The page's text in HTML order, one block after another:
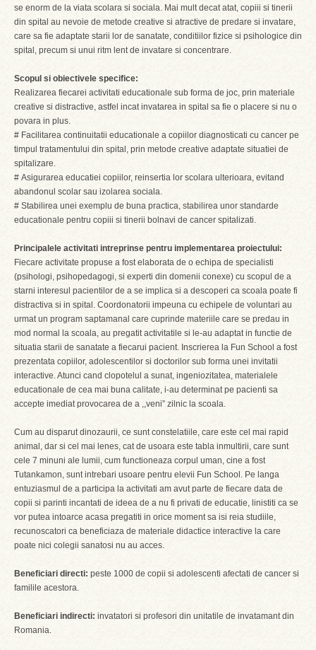
se enorm de la viata scolara si sociala. Mai mult decat atat, copiii si tinerii
din spital au nevoie de metode creative si atractive de predare si invatare,
care sa fie adaptate starii lor de sanatate, conditiilor fizice si psihologice din
spital, precum si unui ritm lent de invatare si concentrare.
Scopul si obiectivele specifice:
Realizarea fiecarei activitati educationale sub forma de joc, prin materiale
creative si distractive, astfel incat invatarea in spital sa fie o placere si nu o
povara in plus.
# Facilitarea continuitatii educationale a copiilor diagnosticati cu cancer pe
timpul tratamentului din spital, prin metode creative adaptate situatiei de
spitalizare.
# Asigurarea educatiei copiilor, reinsertia lor scolara ulterioara, evitand
abandonul scolar sau izolarea sociala.
# Stabilirea unei exemplu de buna practica, stabilirea unor standarde
educationale pentru copiii si tinerii bolnavi de cancer spitalizati.
Principalele activitati intreprinse pentru implementarea proiectului:
Fiecare activitate propuse a fost elaborata de o echipa de specialisti
(psihologi, psihopedagogi, si experti din domenii conexe) cu scopul de a
starni interesul pacientilor de a se implica si a descoperi ca scoala poate fi
distractiva si in spital. Coordonatorii impeuna cu echipele de voluntari au
urmat un program saptamanal care cuprinde materiile care se predau in
mod normal la scoala, au pregatit activitatile si le-au adaptat in functie de
situatia starii de sanatate a fiecarui pacient. Inscrierea la Fun School a fost
prezentata copiilor, adolescentilor si doctorilor sub forma unei invitatii
interactive. Atunci cand clopotelul a sunat, ingeniozitatea, materialele
educationale de cea mai buna calitate, i-au determinat pe pacienti sa
accepte imediat provocarea de a ,,veni” zilnic la scoala.
Cum au disparut dinozaurii, ce sunt constelatiile, care este cel mai rapid
animal, dar si cel mai lenes, cat de usoara este tabla inmultirii, care sunt
cele 7 minuni ale lumii, cum functioneaza corpul uman, cine a fost
Tutankamon, sunt intrebari usoare pentru elevii Fun School. Pe langa
entuziasmul de a participa la activitati am avut parte de fiecare data de
copii si parinti incantati de ideea de a nu fi privati de educatie, linistiti ca se
vor putea intoarce acasa pregatiti in orice moment sa isi reia studiile,
recunoscatori ca beneficiaza de materiale didactice interactive la care
poate nici colegii sanatosi nu au acces.
Beneficiari directi: peste 1000 de copii si adolescenti afectati de cancer si
familile acestora.
Beneficiari indirecti: invatatori si profesori din unitatile de invatamant din
Romania.